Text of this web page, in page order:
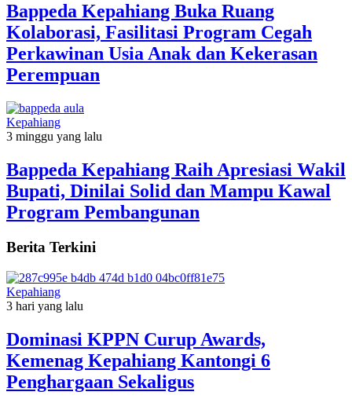
Bappeda Kepahiang Buka Ruang
Kolaborasi, Fasilitasi Program Cegah
Perkawinan Usia Anak dan Kekerasan
Perempuan
Kepahiang
3 minggu yang lalu
Bappeda Kepahiang Raih Apresiasi Wakil
Bupati, Dinilai Solid dan Mampu Kawal
Program Pembangunan
Berita Terkini
Kepahiang
3 hari yang lalu
Dominasi KPPN Curup Awards,
Kemenag Kepahiang Kantongi 6
Penghargaan Sekaligus